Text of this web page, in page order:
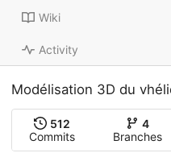
Wiki
Activity
Modélisation 3D du
512
Commits
4
Branches